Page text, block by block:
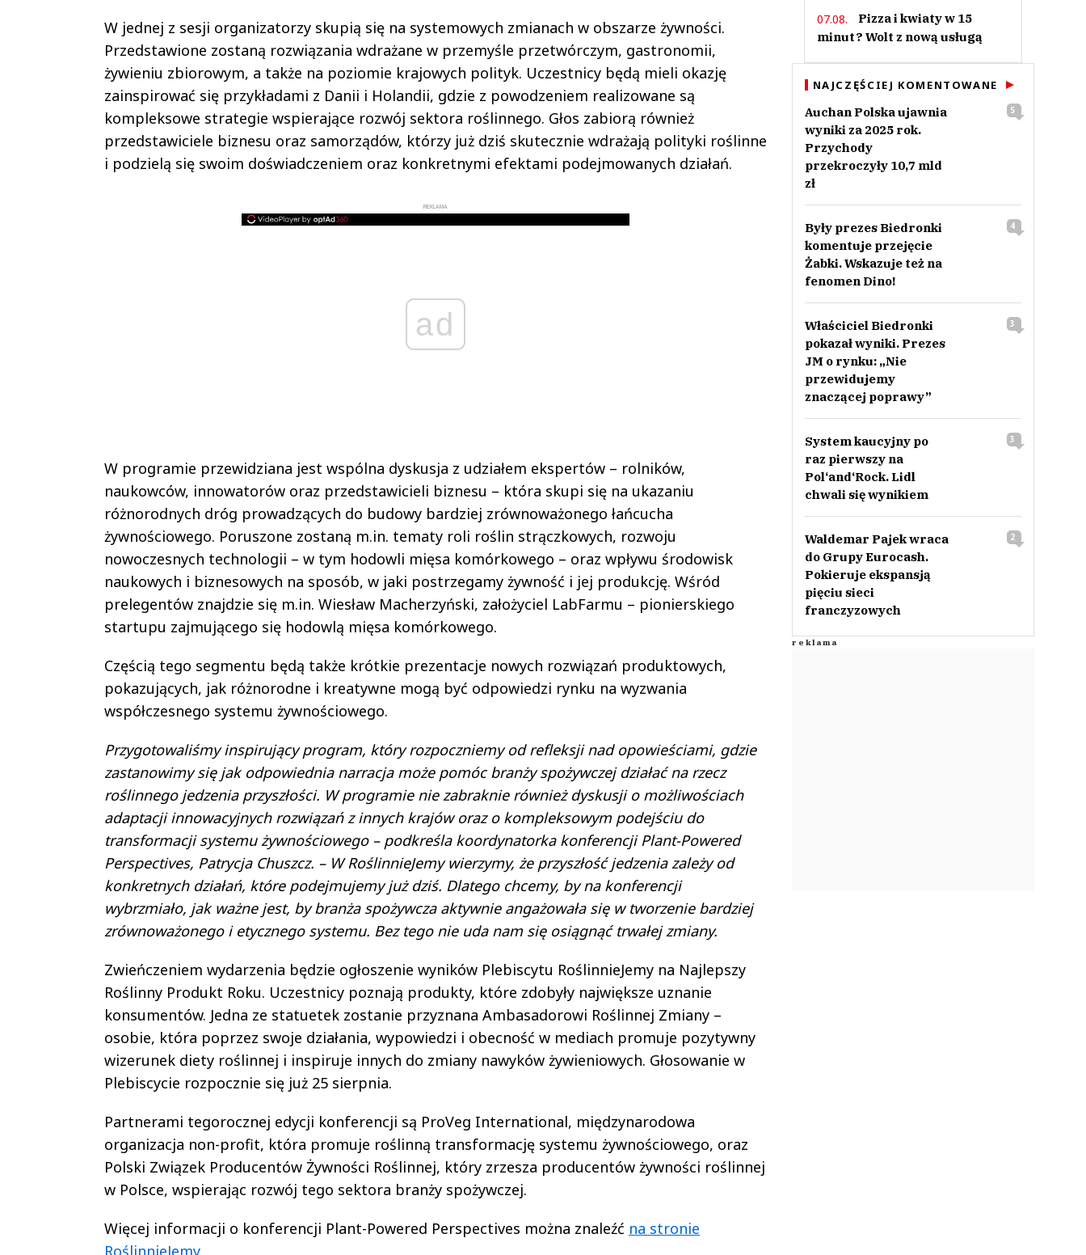
W jednej z sesji organizatorzy skupią się na systemowych zmianach w obszarze żywności.
Przedstawione zostaną rozwiązania wdrażane w przemyśle przetwórczym, gastronomii,
żywieniu zbiorowym, a także na poziomie krajowych polityk. Uczestnicy będą mieli okazję
zainspirować się przykładami z Danii i Holandii, gdzie z powodzeniem realizowane są
kompleksowe strategie wspierające rozwój sektora roślinnego. Głos zabiorą również
przedstawiciele biznesu oraz samorządów, którzy już dziś skutecznie wdrażają polityki roślinne
i podzielą się swoim doświadczeniem oraz konkretnymi efektami podejmowanych działań.
REKLAMA
ad
W programie przewidziana jest wspólna dyskusja z udziałem ekspertów – rolników,
naukowców, innowatorów oraz przedstawicieli biznesu – która skupi się na ukazaniu
różnorodnych dróg prowadzących do budowy bardziej zrównoważonego łańcucha
żywnościowego. Poruszone zostaną m.in. tematy roli roślin strączkowych, rozwoju
nowoczesnych technologii – w tym hodowli mięsa komórkowego – oraz wpływu środowisk
naukowych i biznesowych na sposób, w jaki postrzegamy żywność i jej produkcję. Wśród
prelegentów znajdzie się m.in. Wiesław Macherzyński, założyciel LabFarmu – pionierskiego
startupu zajmującego się hodowlą mięsa komórkowego.
Częścią tego segmentu będą także krótkie prezentacje nowych rozwiązań produktowych,
pokazujących, jak różnorodne i kreatywne mogą być odpowiedzi rynku na wyzwania
współczesnego systemu żywnościowego.
Przygotowaliśmy inspirujący program, który rozpoczniemy od refleksji nad opowieściami, gdzie
zastanowimy się jak odpowiednia narracja może pomóc branży spożywczej działać na rzecz
roślinnego jedzenia przyszłości. W programie nie zabraknie również dyskusji o możliwościach
adaptacji innowacyjnych rozwiązań z innych krajów oraz o kompleksowym podejściu do
transformacji systemu żywnościowego – podkreśla koordynatorka konferencji Plant-Powered
Perspectives, Patrycja Chuszcz. – W RoślinnieJemy wierzymy, że przyszłość jedzenia zależy od
konkretnych działań, które podejmujemy już dziś. Dlatego chcemy, by na konferencji
wybrzmiało, jak ważne jest, by branża spożywcza aktywnie angażowała się w tworzenie bardziej
zrównoważonego i etycznego systemu. Bez tego nie uda nam się osiągnąć trwałej zmiany.
Zwieńczeniem wydarzenia będzie ogłoszenie wyników Plebiscytu RoślinnieJemy na Najlepszy
Roślinny Produkt Roku. Uczestnicy poznają produkty, które zdobyły największe uznanie
konsumentów. Jedna ze statuetek zostanie przyznana Ambasadorowi Roślinnej Zmiany –
osobie, która poprzez swoje działania, wypowiedzi i obecność w mediach promuje pozytywny
wizerunek diety roślinnej i inspiruje innych do zmiany nawyków żywieniowych. Głosowanie w
Plebiscycie rozpocznie się już 25 sierpnia.
Partnerami tegorocznej edycji konferencji są ProVeg International, międzynarodowa
organizacja non-profit, która promuje roślinną transformację systemu żywnościowego, oraz
Polski Związek Producentów Żywności Roślinnej, który zrzesza producentów żywności roślinnej
w Polsce, wspierając rozwój tego sektora branży spożywczej.
Więcej informacji o konferencji Plant-Powered Perspectives można znaleźć na stronie
RoślinnieJemy.
07.08.
Pizza i kwiaty w 15
minut? Wolt z nową usługą
NAJCZĘŚCIEJ KOMENTOWANE
Auchan Polska ujawnia
wyniki za 2025 rok.
Przychody
przekroczyły 10,7 mld
zł
5
Były prezes Biedronki
komentuje przejęcie
Żabki. Wskazuje też na
fenomen Dino!
4
Właściciel Biedronki
pokazał wyniki. Prezes
JM o rynku: „Nie
przewidujemy
znaczącej poprawy”
3
System kaucyjny po
raz pierwszy na
Pol‘and‘Rock. Lidl
chwali się wynikiem
3
Waldemar Pajek wraca
do Grupy Eurocash.
Pokieruje ekspansją
pięciu sieci
franczyzowych
2